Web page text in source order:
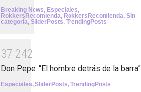
Breaking News, Especiales,
RokkersRecomienda, RokkersRecomienda, Sin
categoría, SliderPosts, TrendingPosts
37 242
Don Pepe: “El hombre detrás de la barra”
Especiales, SliderPosts, TrendingPosts